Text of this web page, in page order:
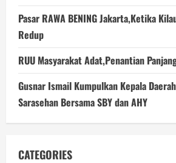
Pasar RAWA BENING Jakarta,Ketika
Redup
RUU Masyarakat Adat,Penantian
Gusnar Ismail Kumpulkan Kepala
Sarasehan Bersama SBY dan AHY
CATEGORIES